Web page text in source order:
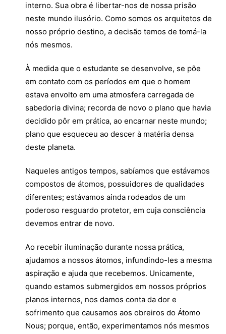
interno. Sua obra é libertar-nos de nossa prisão
neste mundo ilusório. Como somos os arquitetos de
nosso próprio destino, a decisão temos de tomá-la
nós mesmos.
À medida que o estudante se desenvolve, se põe
em contato com os períodos em que o homem
estava envolto em uma atmosfera carregada de
sabedoria divina; recorda de novo o plano que havia
decidido pôr em prática, ao encarnar neste mundo;
plano que esqueceu ao descer à matéria densa
deste planeta.
Naqueles antigos tempos, sabíamos que estávamos
compostos de átomos, possuidores de qualidades
diferentes; estávamos ainda rodeados de um
poderoso resguardo protetor, em cuja consciência
devemos entrar de novo.
Ao recebir iluminação durante nossa prática,
ajudamos a nossos átomos, infundindo-les a mesma
aspiração e ajuda que recebemos. Unicamente,
quando estamos submergidos em nossos próprios
planos internos, nos damos conta da dor e
sofrimento que causamos aos obreiros do Átomo
Nous; porque, então, experimentamos nós mesmos